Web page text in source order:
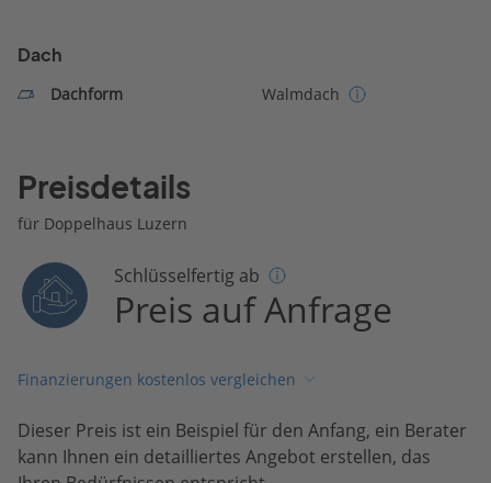
Dach
Dachform Walmdach
Preisdetails
für Doppelhaus Luzern
Schlüsselfertig ab
Preis auf Anfrage
Finanzierungen kostenlos vergleichen
Dieser Preis ist ein Beispiel für den Anfang, ein Berater
kann Ihnen ein detailliertes Angebot erstellen, das